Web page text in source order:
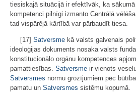
tiesiskajā situācijā ir efektīvāk, ka
kompetenci pilnīgi izmanto Centrālā
tad vispārējā kārtībā var pārbaudīt tiesa.
[17] Satversme kā valsts galvenais
ideoloģijas dokuments nosaka valsts
konstitucionālo orgānu kompetences
pamattiesības. Satversme ir vienots
Satversmes normu grozījumiem pēc
pamatu un Satversmes sistēmu kopumā.